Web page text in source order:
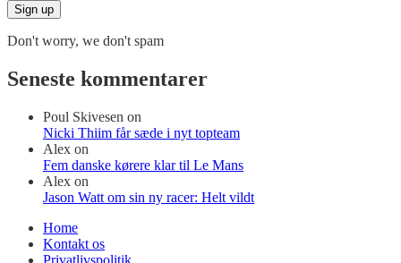
Don't worry, we don't spam
Seneste kommentarer
Poul Skivesen on
Nicki Thiim får sæde i nyt topteam
Alex on
Fem danske kørere klar til Le Mans
Alex on
Jason Watt om sin ny racer: Helt vildt
Home
Kontakt os
Privatlivspolitik